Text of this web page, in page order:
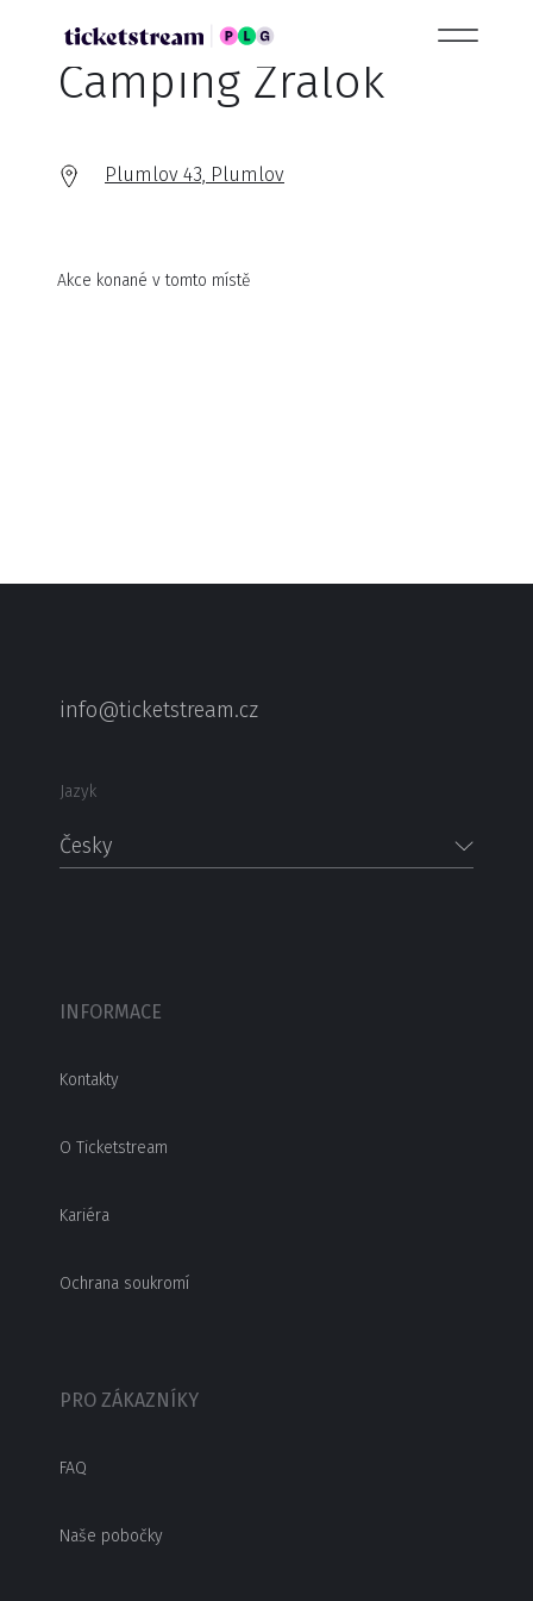
Camping Žralok
Plumlov 43, Plumlov
Akce konané v tomto místě
info@ticketstream.cz
Jazyk
Česky
INFORMACE
Kontakty
O Ticketstream
Kariéra
Ochrana soukromí
PRO ZÁKAZNÍKY
FAQ
Naše pobočky